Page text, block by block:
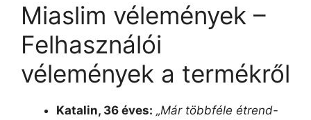
Miaslim vélemények –
Felhasználói
vélemények a termékről
Katalin, 36 éves: „Már többféle étrend-